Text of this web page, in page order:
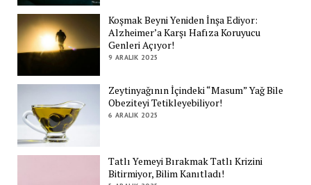
Koşmak Beyni Yeniden İnşa Ediyor:
Alzheimer’a Karşı Hafıza Koruyucu
Genleri Açıyor!
9 ARALIK 2025
Zeytinyağının İçindeki “Masum” Yağ Bile
Obeziteyi Tetikleyebiliyor!
6 ARALIK 2025
Tatlı Yemeyi Bırakmak Tatlı Krizini
Bitirmiyor, Bilim Kanıtladı!